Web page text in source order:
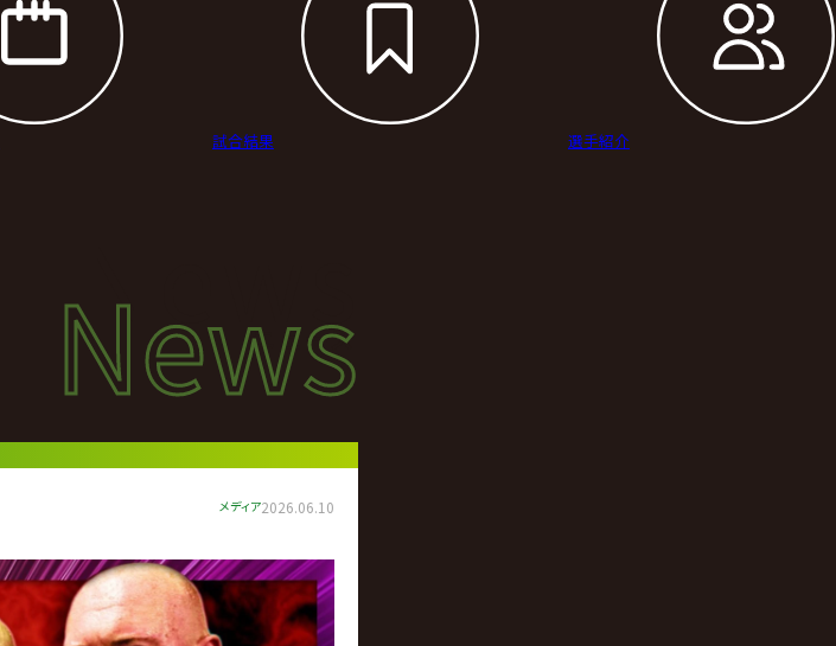
試合結果
選手紹介
Newsニュース
News
メディア2026.06.10